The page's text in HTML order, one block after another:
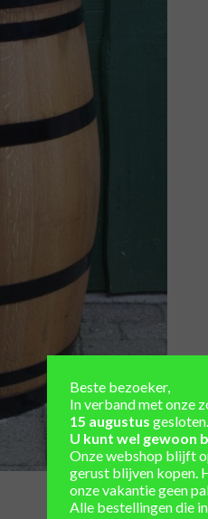
Beste bezoeker,
In verband met onze
15 augustus gesloten.
U kunt wel gewoon
Onze webshop blijft
gerust blijven kopen.
onze vakantie geen
Alle bestellingen die